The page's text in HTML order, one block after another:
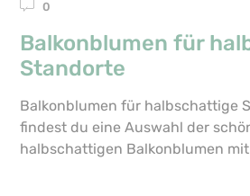
0
Balkonblumen für
Standorte
Balkonblumen für halbschattige
findest du eine Auswahl der
halbschattigen Balkonblumen